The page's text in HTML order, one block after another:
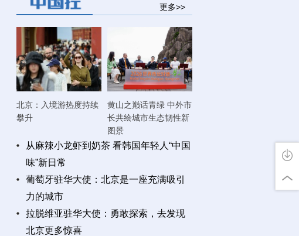
更多>>
北京：入境游热度持续
攀升
黄山之巅话青绿 中外市
长共绘城市生态韧性新
图景
从麻辣小龙虾到奶茶 看韩国年轻人“中国
味”新日常
葡萄牙驻华大使：北京是一座充满吸引
力的城市
拉脱维亚驻华大使：勇敢探索，去发现
北京更多惊喜